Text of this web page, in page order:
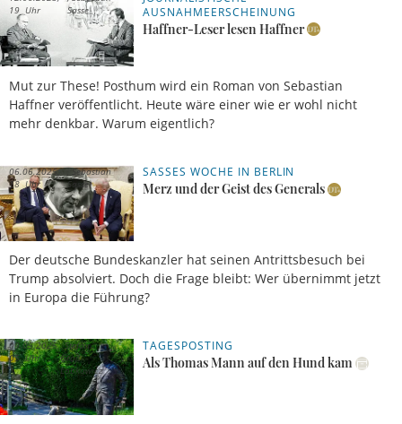
AUSNAHMEERSCHEINUNG
Haffner-Leser lesen Haffner
Mut zur These! Posthum wird ein Roman von Sebastian
Haffner veröffentlicht. Heute wäre einer wie er wohl nicht
mehr denkbar. Warum eigentlich?
19 Uhr
Sasse
SASSES WOCHE IN BERLIN
Merz und der Geist des Generals
Der deutsche Bundeskanzler hat seinen Antrittsbesuch bei
Trump absolviert. Doch die Frage bleibt: Wer übernimmt jetzt
in Europa die Führung?
06.06.2025,
18 Uhr
Sebastian
Sasse
TAGESPOSTING
Als Thomas Mann auf den Hund kam
09.05.2025,
05 Uhr
Stefan
Groß-
Lobkowicz